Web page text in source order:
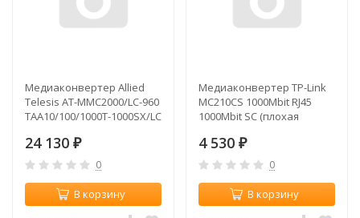
Медиаконвертер Allied
Telesis AT-MMC2000/LC-960
TAA10/100/1000T-1000SX/LC
region PSU
24 130 ₽
0
В корзину
Медиаконвертер TP-Link
MC210CS 1000Mbit RJ45
1000Mbit SC (плохая
4 530 ₽
0
В корзину